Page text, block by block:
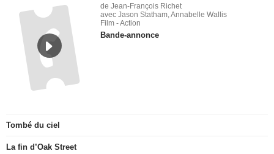
de Jean-François Richet
avec Jason Statham, Annabelle Wallis
Film - Action
Bande-annonce
Tombé du ciel
La fin d’Oak Street